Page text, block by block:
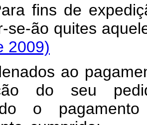
fins de
se-ão quites
2009)
ao
do seu
o